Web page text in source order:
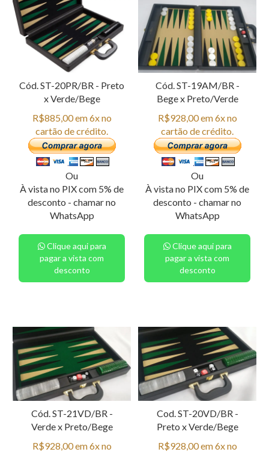
Cód. ST-20PR/BR - Preto
x Verde/Bege
R$885,00 em 6x no
cartão de crédito.
Ou
À vista no PIX com 5% de
desconto - chamar no
WhatsApp
Clique aqui para
pagar a vista com
desconto
Cód. ST-19AM/BR -
Bege x Preto/Verde
R$928,00 em 6x no
cartão de crédito.
Ou
À vista no PIX com 5% de
desconto - chamar no
WhatsApp
Clique aqui para
pagar a vista com
desconto
Cód. ST-21VD/BR -
Verde x Preto/Bege
R$928,00 em 6x no
Cod. ST-20VD/BR -
Preto x Verde/Bege
R$928,00 em 6x no